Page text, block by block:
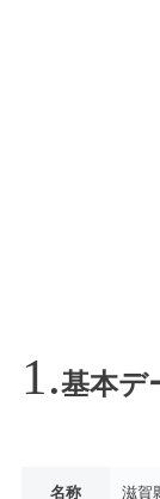
基本デ
名称 滋賀